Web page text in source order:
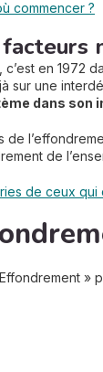
commencer ?
en 1972
sur une
dans son
de
de
de ceux qui